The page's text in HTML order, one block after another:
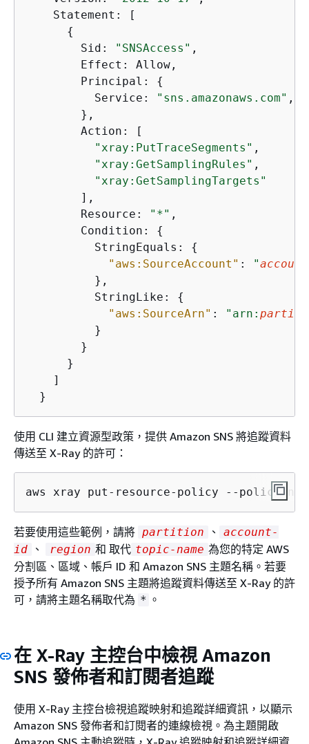
    Statement: [
{
        Sid:
"SNSAccess" ,
        Effect: Allow,
        Principal:
{
          Service:
"sns.amazonaws.com" ,
        },
        Action: [
"xray:PutTraceSegments" ,
"xray:GetSamplingRules" ,
"xray:GetSamplingTargets"
        ],
        Resource:
"*" ,
        Condition:
{
          StringEquals:
{
"aws:SourceAccount" : "
          },
          StringLike:
{
"aws:SourceArn" : "arn:
          }
        }
      }
    ]
  }
使用 CLI 建立資源型政策，提供 Amazon SNS 將追蹤資料
傳送至 X-Ray 的許可：
aws xray put-resource-policy --policy-
若要使用這些範例，請將 partition 、
account-
id
、 region 和 取代 topic-name 為您的特定 AWS
分割區、區域、帳戶 ID 和 Amazon SNS 主題名稱。若要
授予所有 Amazon SNS 主題將追蹤資料傳送至 X-Ray 的許
可，請將主題名稱取代為 * 。
在 X-Ray 主控台中檢視 Amazon
SNS 發佈者和訂閱者追蹤
使用 X-Ray 主控台檢視追蹤映射和追蹤詳細資訊，以顯示
Amazon SNS 發佈者和訂閱者的連線檢視。為主題開啟